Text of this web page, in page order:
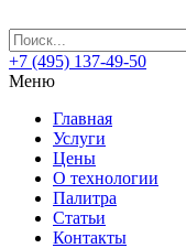
+7 (495) 137-49-50
Меню
Главная
Услуги
Цены
О технологии
Палитра
Статьи
Контакты